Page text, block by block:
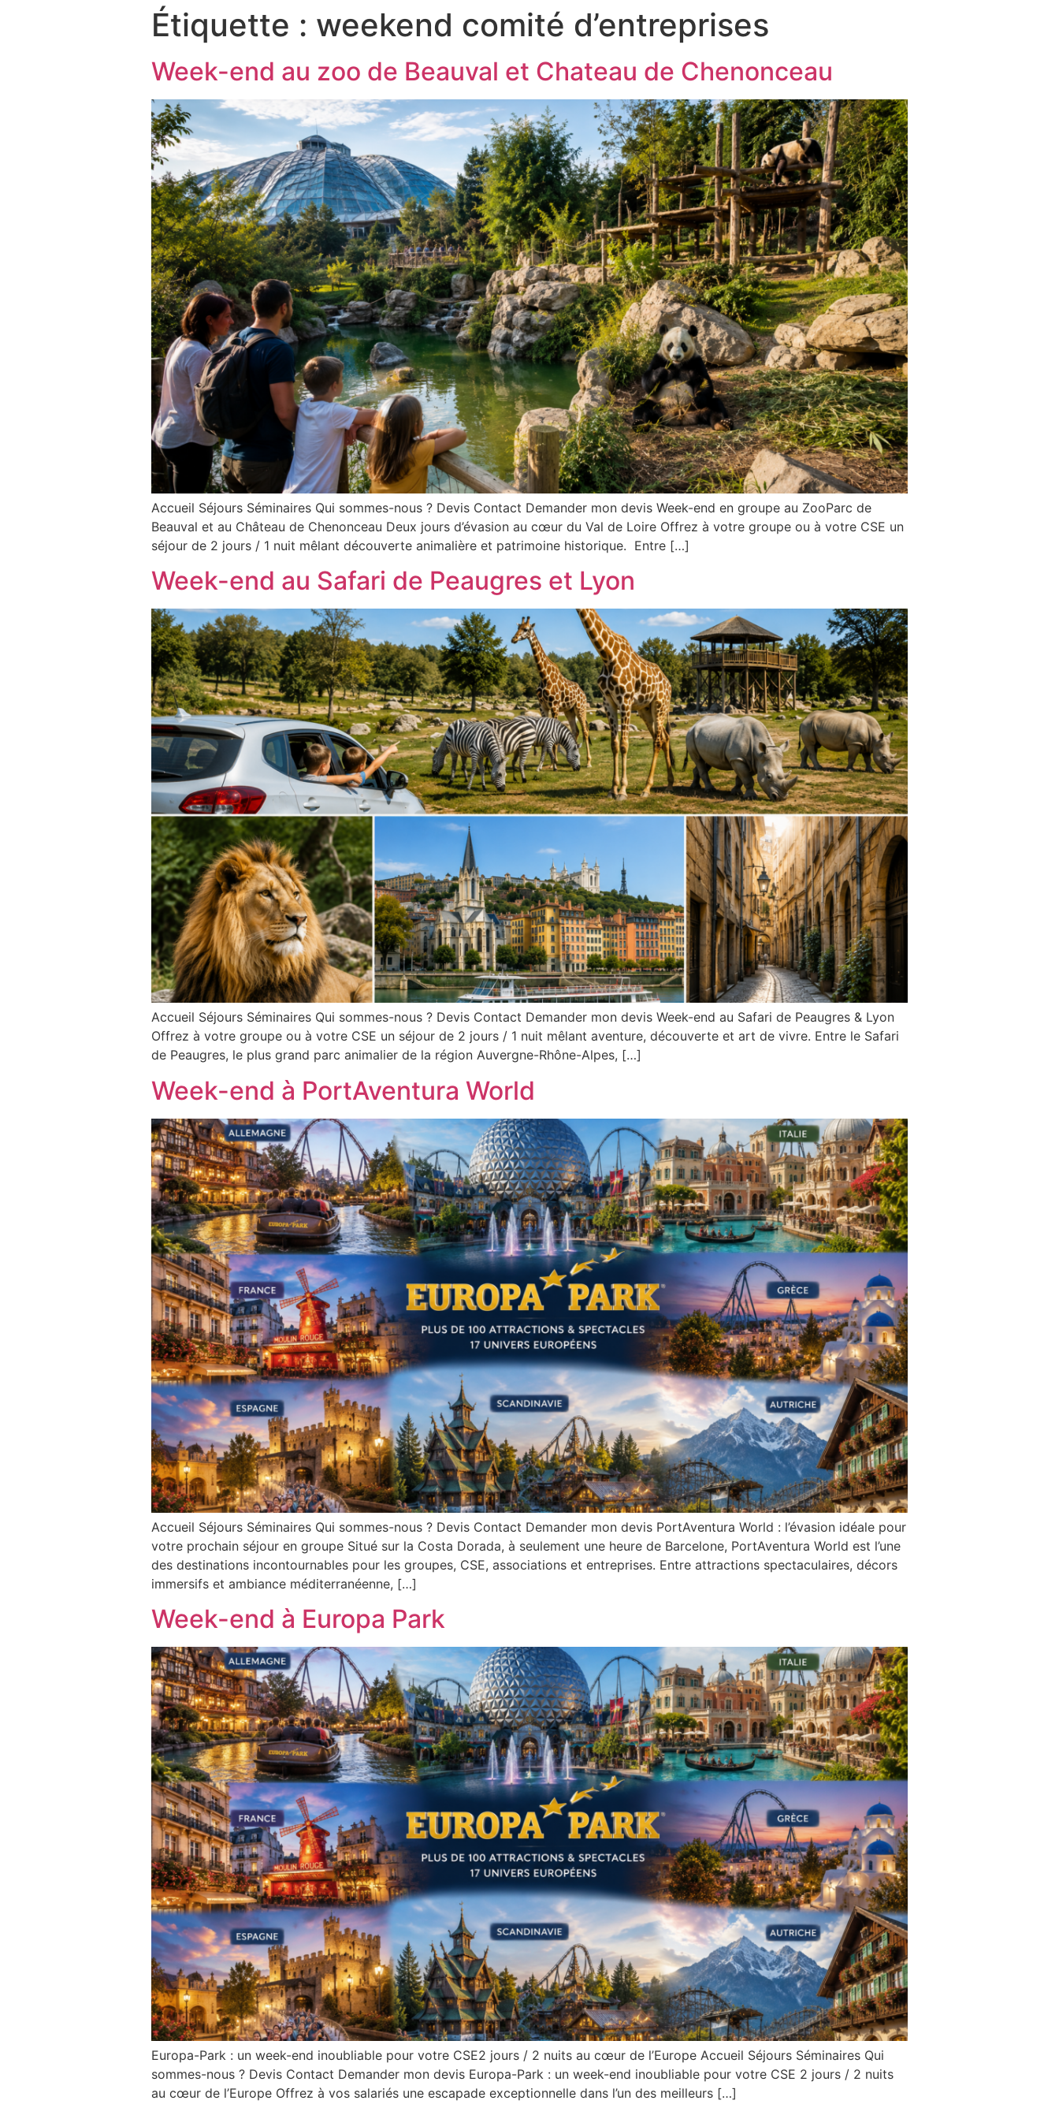
Étiquette : weekend comité d’entreprises
Week-end au zoo de Beauval et Chateau de Chenonceau
Accueil Séjours Séminaires Qui sommes-nous ? Devis Contact Demander mon devis Week-end en groupe au ZooParc de
Beauval et au Château de Chenonceau Deux jours d’évasion au cœur du Val de Loire Offrez à votre groupe ou à votre CSE un
séjour de 2 jours / 1 nuit mêlant découverte animalière et patrimoine historique. Entre […]
Week-end au Safari de Peaugres et Lyon
Accueil Séjours Séminaires Qui sommes-nous ? Devis Contact Demander mon devis Week-end au Safari de Peaugres & Lyon
Offrez à votre groupe ou à votre CSE un séjour de 2 jours / 1 nuit mêlant aventure, découverte et art de vivre. Entre le Safari
de Peaugres, le plus grand parc animalier de la région Auvergne-Rhône-Alpes, […]
Week-end à PortAventura World
Accueil Séjours Séminaires Qui sommes-nous ? Devis Contact Demander mon devis PortAventura World : l’évasion idéale pour
votre prochain séjour en groupe Situé sur la Costa Dorada, à seulement une heure de Barcelone, PortAventura World est l’une
des destinations incontournables pour les groupes, CSE, associations et entreprises. Entre attractions spectaculaires, décors
immersifs et ambiance méditerranéenne, […]
Week-end à Europa Park
Europa-Park : un week-end inoubliable pour votre CSE2 jours / 2 nuits au cœur de l’Europe Accueil Séjours Séminaires Qui
sommes-nous ? Devis Contact Demander mon devis Europa-Park : un week-end inoubliable pour votre CSE 2 jours / 2 nuits
au cœur de l’Europe Offrez à vos salariés une escapade exceptionnelle dans l’un des meilleurs […]